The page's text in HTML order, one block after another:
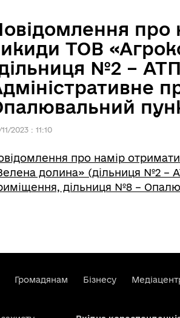
про
ТОВ
№2 –
2023 : 11:10
про намір
долина» (дільниця №2 –
дільниця №8 –
Громадянам Бізнесу